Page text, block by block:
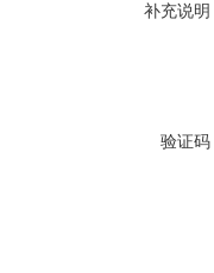
补充说明
验证码